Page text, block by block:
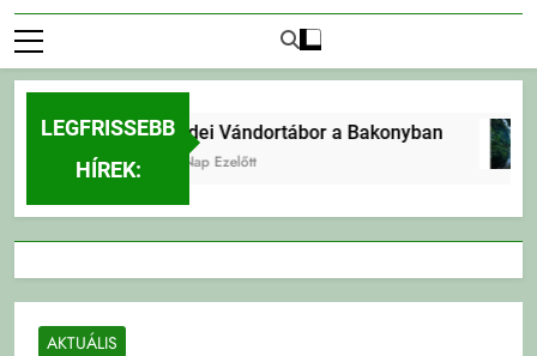
LEGFRISSEBB
HÍREK:
Erdei Vándortábor a Bakonyban
2 Nap Ezelőtt
AKTUÁLIS